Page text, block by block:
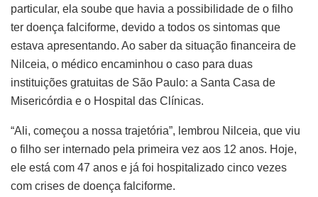
particular, ela soube que havia a possibilidade de o filho
ter doença falciforme, devido a todos os sintomas que
estava apresentando. Ao saber da situação financeira de
Nilceia, o médico encaminhou o caso para duas
instituições gratuitas de São Paulo: a Santa Casa de
Misericórdia e o Hospital das Clínicas.
“Ali, começou a nossa trajetória”, lembrou Nilceia, que viu
o filho ser internado pela primeira vez aos 12 anos. Hoje,
ele está com 47 anos e já foi hospitalizado cinco vezes
com crises de doença falciforme.